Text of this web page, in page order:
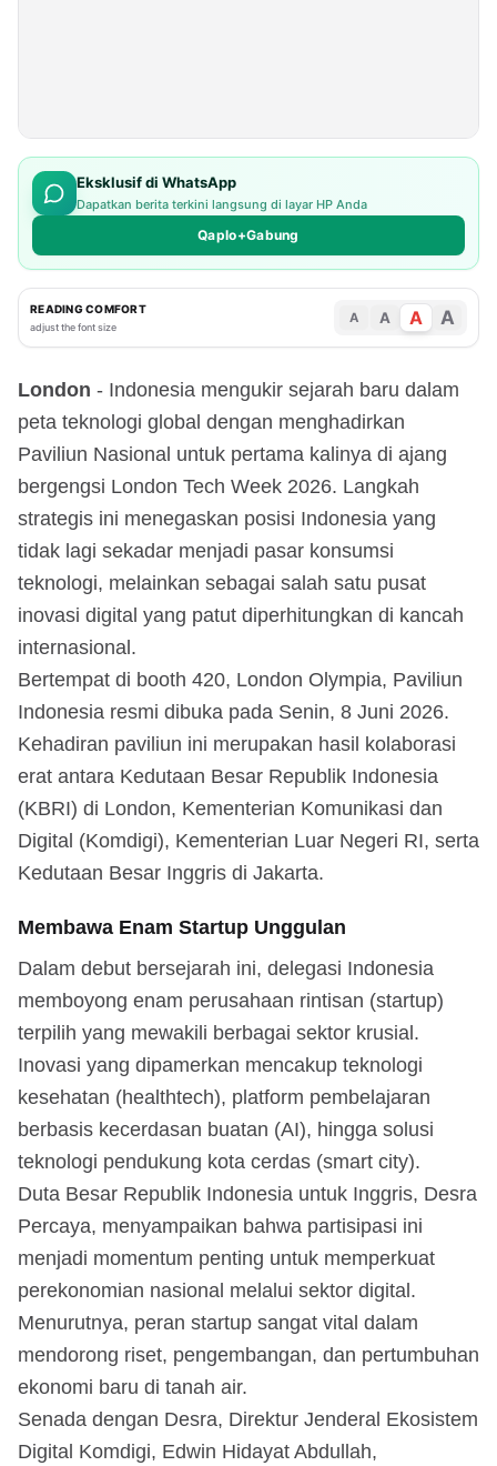
Eksklusif di WhatsApp
Dapatkan berita terkini langsung di layar HP Anda
Qaplo+Gabung
READING COMFORT
adjust the font size
A A A A
London - Indonesia mengukir sejarah baru dalam
peta teknologi global dengan menghadirkan
Paviliun Nasional untuk pertama kalinya di ajang
bergengsi London Tech Week 2026. Langkah
strategis ini menegaskan posisi Indonesia yang
tidak lagi sekadar menjadi pasar konsumsi
teknologi, melainkan sebagai salah satu pusat
inovasi digital yang patut diperhitungkan di kancah
internasional.
Bertempat di booth 420, London Olympia, Paviliun
Indonesia resmi dibuka pada Senin, 8 Juni 2026.
Kehadiran paviliun ini merupakan hasil kolaborasi
erat antara Kedutaan Besar Republik Indonesia
(KBRI) di London, Kementerian Komunikasi dan
Digital (Komdigi), Kementerian Luar Negeri RI, serta
Kedutaan Besar Inggris di Jakarta.
Membawa Enam Startup Unggulan
Dalam debut bersejarah ini, delegasi Indonesia
memboyong enam perusahaan rintisan (startup)
terpilih yang mewakili berbagai sektor krusial.
Inovasi yang dipamerkan mencakup teknologi
kesehatan (healthtech), platform pembelajaran
berbasis kecerdasan buatan (AI), hingga solusi
teknologi pendukung kota cerdas (smart city).
Duta Besar Republik Indonesia untuk Inggris, Desra
Percaya, menyampaikan bahwa partisipasi ini
menjadi momentum penting untuk memperkuat
perekonomian nasional melalui sektor digital.
Menurutnya, peran startup sangat vital dalam
mendorong riset, pengembangan, dan pertumbuhan
ekonomi baru di tanah air.
Senada dengan Desra, Direktur Jenderal Ekosistem
Digital Komdigi, Edwin Hidayat Abdullah,